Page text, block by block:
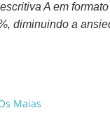
A em
diminuindo a
Maias